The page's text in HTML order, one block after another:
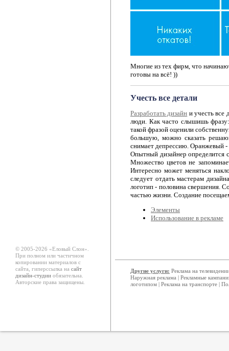
Многие из тех фирм, что
готовы на всё! ))
Учесть все детали
Разработать дизайн и учесть все
люди. Как часто слышишь
такой фразой оценили
большую, можно сказать
снимает депрессию. Оранжевый -
Опытный дизайнер определится
Множество цветов не
Интересно может меняться
следует отдать мастерам
логотип - половина свершения.
частью жизни. Создание
Элементы
Использование в рекламе
© 2005-2026 «Еловый Cлон».
При полном или частичном
копировании материалов с
сайта, гиперссылка на сайт
дизайн-студии обязательна.
Авторские права защищены.
Другие услуги: Реклама на
Наружная реклама | Рекламные
логотипом | Реклама на транспорте |